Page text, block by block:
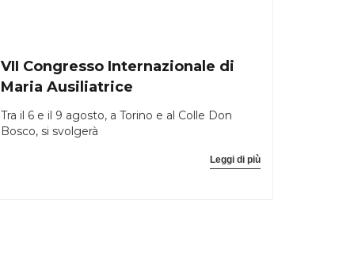
VII Congresso Internazionale di
Maria Ausiliatrice
Tra il 6 e il 9 agosto, a Torino e al Colle Don
Bosco, si svolgerà
Leggi di più